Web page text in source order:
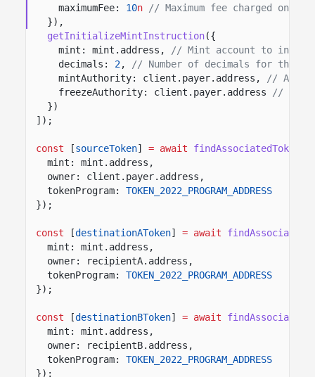
maximumFee:
10n
// Maximum fee charged on
}),
getInitializeMintInstruction({
mint: mint.address,
// Mint account to
decimals:
2,
// Number of decimals for the
mintAuthority: client.payer.address,
//
freezeAuthority: client.payer.address
//
})
]);
const [sourceToken] = await
mint: mint.address,
owner: client.payer.address,
tokenProgram:
TOKEN_2022_PROGRAM_ADDRESS
});
const [destinationAToken] = await
mint: mint.address,
owner: recipientA.address,
tokenProgram:
TOKEN_2022_PROGRAM_ADDRESS
});
const [destinationBToken] = await
mint: mint.address,
owner: recipientB.address,
tokenProgram:
TOKEN_2022_PROGRAM_ADDRESS
});